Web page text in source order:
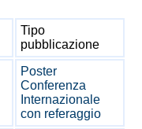
Tipo
pubblicazione
Poster
Conferenza
Internazionale
con referaggio